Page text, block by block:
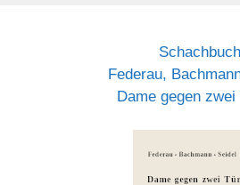
Schachbuch
Federau,
Dame gegen zwei